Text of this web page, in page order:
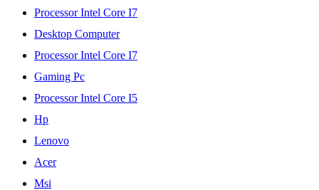
Processor Intel Core I7
Desktop Computer
Processor Intel Core I7
Gaming Pc
Processor Intel Core I5
Hp
Lenovo
Acer
Msi